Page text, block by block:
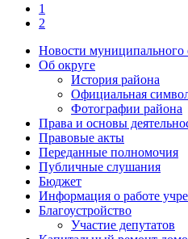
1
2
Новости муниципального
Об округе
История района
Официальная
Фотографии района
Права и основы
Правовые акты
Переданные полномочия
Публичные слушания
Бюджет
Информация о работе
Благоустройство
Участие депутатов